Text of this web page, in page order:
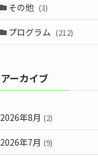
その他 (3)
プログラム (212)
アーカイブ
2026年8月 (2)
2026年7月 (9)